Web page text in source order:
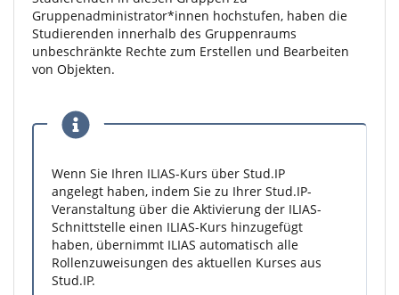
Gruppenadministrator*innen hochstufen, haben die
Studierenden innerhalb des Gruppenraums
unbeschränkte Rechte zum Erstellen und Bearbeiten
von Objekten.
Wenn Sie Ihren ILIAS-Kurs über Stud.IP
angelegt haben, indem Sie zu Ihrer Stud.IP-
Veranstaltung über die Aktivierung der ILIAS-
Schnittstelle einen ILIAS-Kurs hinzugefügt
haben, übernimmt ILIAS automatisch alle
Rollenzuweisungen des aktuellen Kurses aus
Stud.IP.